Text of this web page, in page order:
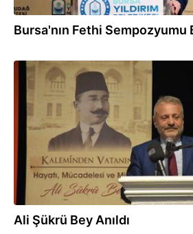
Bursa'nın Fethi Sempozyumu
27.03.2026
Ali Şükrü Bey Anıldı